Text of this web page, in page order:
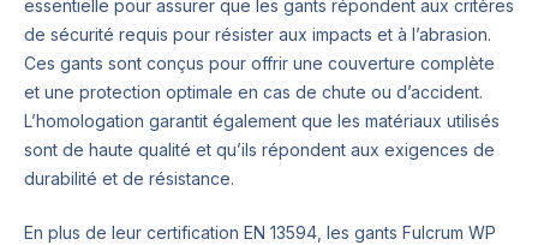
essentielle pour assurer que les gants répondent aux critères
de sécurité requis pour résister aux impacts et à l’abrasion.
Ces gants sont conçus pour offrir une couverture complète
et une protection optimale en cas de chute ou d’accident.
L’homologation garantit également que les matériaux utilisés
sont de haute qualité et qu’ils répondent aux exigences de
durabilité et de résistance.
En plus de leur certification EN 13594, les gants Fulcrum WP